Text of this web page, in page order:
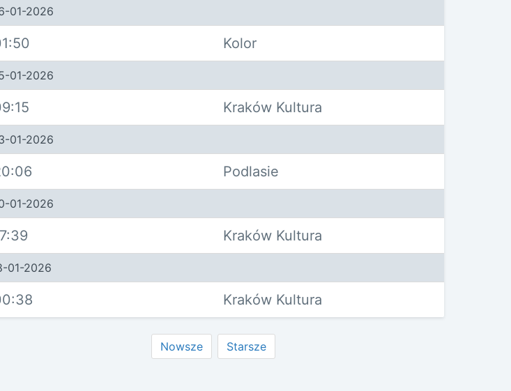
01-2026
Kolor
01-2026
Kraków Kultura
01-2026
Podlasie
01-2026
Kraków Kultura
01-2026
Kraków Kultura
Nowsze Starsze